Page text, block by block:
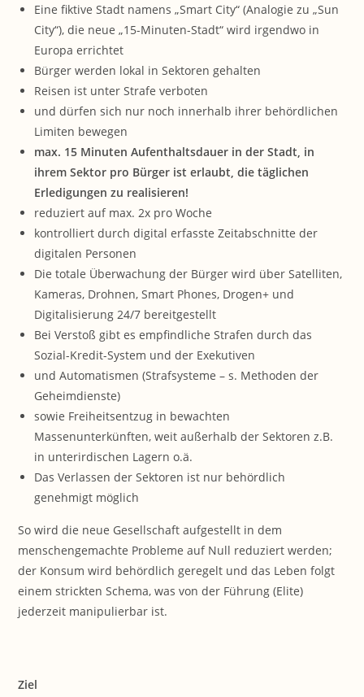
Eine fiktive Stadt namens „Smart City“ (Analogie zu „Sun
City“), die neue „15-Minuten-Stadt“ wird irgendwo in
Europa errichtet
Bürger werden lokal in Sektoren gehalten
Reisen ist unter Strafe verboten
und dürfen sich nur noch innerhalb ihrer behördlichen
Limiten bewegen
max. 15 Minuten Aufenthaltsdauer in der Stadt, in
ihrem Sektor pro Bürger ist erlaubt, die täglichen
Erledigungen zu realisieren!
reduziert auf max. 2x pro Woche
kontrolliert durch digital erfasste Zeitabschnitte der
digitalen Personen
Die totale Überwachung der Bürger wird über Satelliten,
Kameras, Drohnen, Smart Phones, Drogen+ und
Digitalisierung 24/7 bereitgestellt
Bei Verstoß gibt es empfindliche Strafen durch das
Sozial-Kredit-System und der Exekutiven
und Automatismen (Strafsysteme – s. Methoden der
Geheimdienste)
sowie Freiheitsentzug in bewachten
Massenunterkünften, weit außerhalb der Sektoren z.B.
in unterirdischen Lagern o.ä.
Das Verlassen der Sektoren ist nur behördlich
genehmigt möglich
So wird die neue Gesellschaft aufgestellt in dem
menschengemachte Probleme auf Null reduziert werden;
der Konsum wird behördlich geregelt und das Leben folgt
einem strickten Schema, was von der Führung (Elite)
jederzeit manipulierbar ist.
Ziel